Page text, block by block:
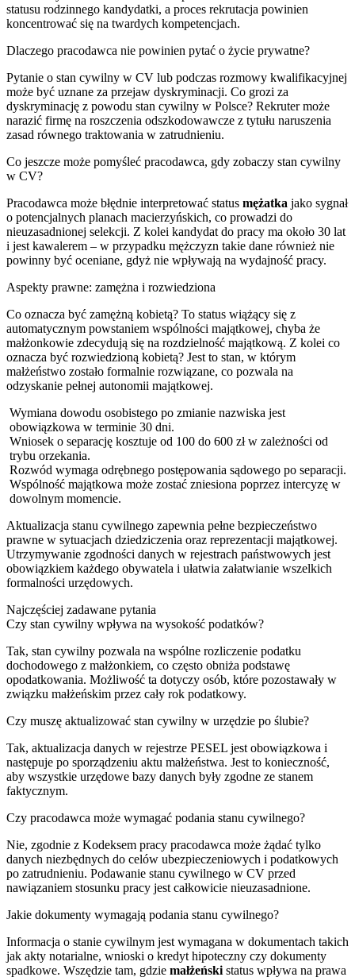
statusu rodzinnego kandydatki, a proces rekrutacja powinien
koncentrować się na twardych kompetencjach.
Dlaczego pracodawca nie powinien pytać o życie prywatne?
Pytanie o stan cywilny w CV lub podczas rozmowy kwalifikacyjnej
może być uznane za przejaw dyskryminacji. Co grozi za
dyskryminację z powodu stan cywilny w Polsce? Rekruter może
narazić firmę na roszczenia odszkodowawcze z tytułu naruszenia
zasad równego traktowania w zatrudnieniu.
Co jeszcze może pomyśleć pracodawca, gdy zobaczy stan cywilny
w CV?
Pracodawca może błędnie interpretować status mężatka jako sygnał
o potencjalnych planach macierzyńskich, co prowadzi do
nieuzasadnionej selekcji. Z kolei kandydat do pracy ma około 30 lat
i jest kawalerem – w przypadku mężczyzn takie dane również nie
powinny być oceniane, gdyż nie wpływają na wydajność pracy.
Aspekty prawne: zamężna i rozwiedziona
Co oznacza być zamężną kobietą? To status wiążący się z
automatycznym powstaniem wspólności majątkowej, chyba że
małżonkowie zdecydują się na rozdzielność majątkową. Z kolei co
oznacza być rozwiedzioną kobietą? Jest to stan, w którym
małżeństwo zostało formalnie rozwiązane, co pozwala na
odzyskanie pełnej autonomii majątkowej.
Wymiana dowodu osobistego po zmianie nazwiska jest
obowiązkowa w terminie 30 dni.
Wniosek o separację kosztuje od 100 do 600 zł w zależności od
trybu orzekania.
Rozwód wymaga odrębnego postępowania sądowego po separacji.
Wspólność majątkowa może zostać zniesiona poprzez intercyzę w
dowolnym momencie.
Aktualizacja stanu cywilnego zapewnia pełne bezpieczeństwo
prawne w sytuacjach dziedziczenia oraz reprezentacji majątkowej.
Utrzymywanie zgodności danych w rejestrach państwowych jest
obowiązkiem każdego obywatela i ułatwia załatwianie wszelkich
formalności urzędowych.
Najczęściej zadawane pytania
Czy stan cywilny wpływa na wysokość podatków?
Tak, stan cywilny pozwala na wspólne rozliczenie podatku
dochodowego z małżonkiem, co często obniża podstawę
opodatkowania. Możliwość ta dotyczy osób, które pozostawały w
związku małżeńskim przez cały rok podatkowy.
Czy muszę aktualizować stan cywilny w urzędzie po ślubie?
Tak, aktualizacja danych w rejestrze PESEL jest obowiązkowa i
następuje po sporządzeniu aktu małżeństwa. Jest to konieczność,
aby wszystkie urzędowe bazy danych były zgodne ze stanem
faktycznym.
Czy pracodawca może wymagać podania stanu cywilnego?
Nie, zgodnie z Kodeksem pracy pracodawca może żądać tylko
danych niezbędnych do celów ubezpieczeniowych i podatkowych
po zatrudnieniu. Podawanie stanu cywilnego w CV przed
nawiązaniem stosunku pracy jest całkowicie nieuzasadnione.
Jakie dokumenty wymagają podania stanu cywilnego?
Informacja o stanie cywilnym jest wymagana w dokumentach takich
jak akty notarialne, wnioski o kredyt hipoteczny czy dokumenty
spadkowe. Wszędzie tam, gdzie małżeński status wpływa na prawa